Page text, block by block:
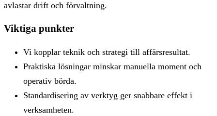
avlastar drift och förvaltning.
Viktiga punkter
Vi kopplar teknik och strategi till affärsresultat.
Praktiska lösningar minskar manuella moment och
operativ börda.
Standardisering av verktyg ger snabbare effekt i
verksamheten.